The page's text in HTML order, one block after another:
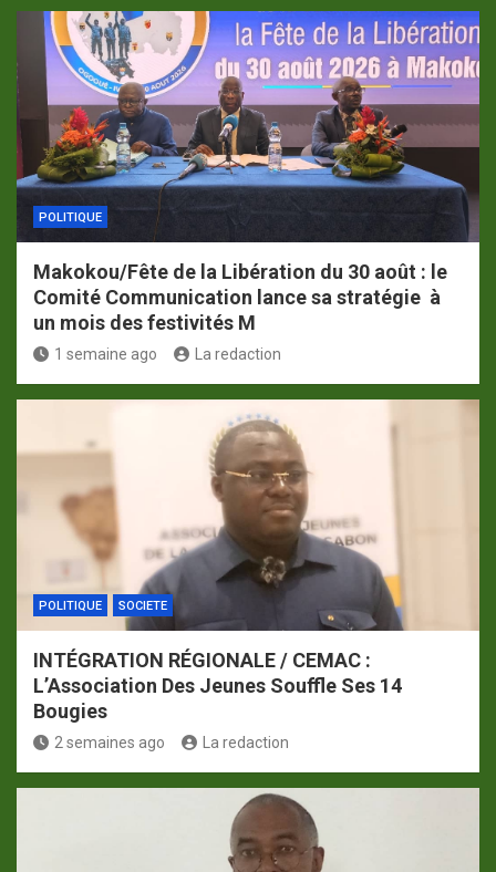
POLITIQUE
Makokou/Fête de la Libération du 30 août : le
Comité Communication lance sa stratégie à
un mois des festivités M
1 semaine ago La redaction
POLITIQUE SOCIETE
INTÉGRATION RÉGIONALE / CEMAC :
L’Association Des Jeunes Souffle Ses 14
Bougies
2 semaines ago La redaction